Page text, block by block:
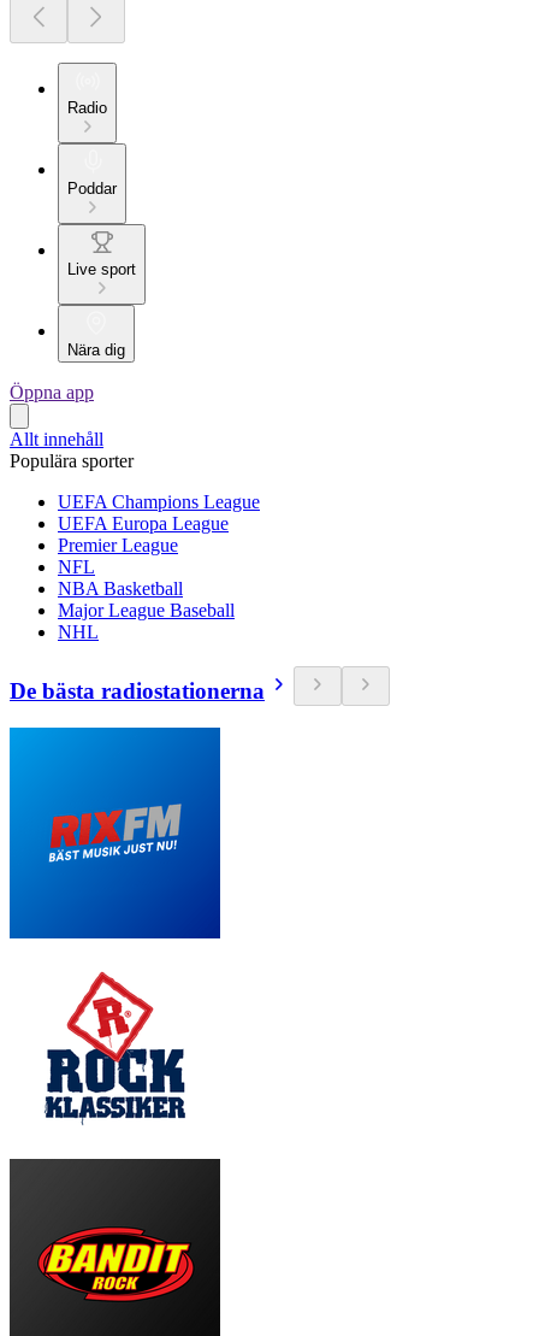
Radio
Poddar
Live sport
Nära dig
Öppna app
Allt innehåll
Populära sporter
UEFA Champions League
UEFA Europa League
Premier League
NFL
NBA Basketball
Major League Baseball
NHL
De bästa radiostationerna